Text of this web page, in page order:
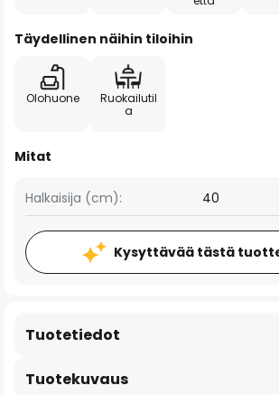
Täydellinen näihin tiloihin
Olohuone
Ruokailutil
a
Mitat
Halkaisija (cm): 40
Kysyttävää tästä
Tuotekuvaus
Tuotetiedot